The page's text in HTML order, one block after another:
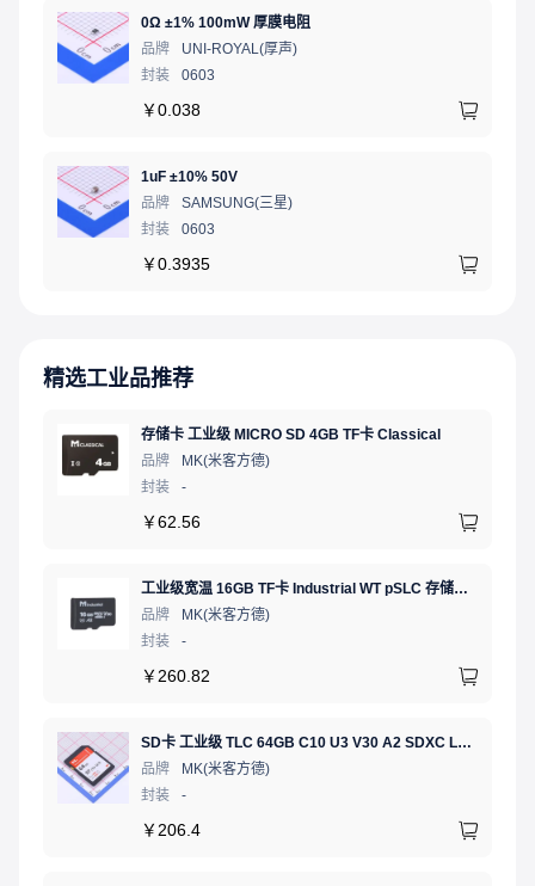
0Ω ±1% 100mW 厚膜电阻
品牌
UNI-ROYAL(厚声)
封装
0603
￥0.038
1uF ±10% 50V
品牌
SAMSUNG(三星)
封装
0603
￥0.3935
精选工业品推荐
存储卡 工业级 MICRO SD 4GB TF卡 Classical
品牌
MK(米客方德)
封装
-
￥62.56
工业级宽温 16GB TF卡 Industrial WT pSLC 存储卡 MICRO SD LDPC纠错 PE 30K 无人机、行车记录仪、安防监控适配
品牌
MK(米客方德)
封装
-
￥ 260.82
SD卡 工业级 TLC 64GB C10 U3 V30 A2 SDXC LDPC纠错 PE 3K 无人机、行车记录仪、安防监控适配
品牌
MK(米客方德)
封装
-
￥ 206.4